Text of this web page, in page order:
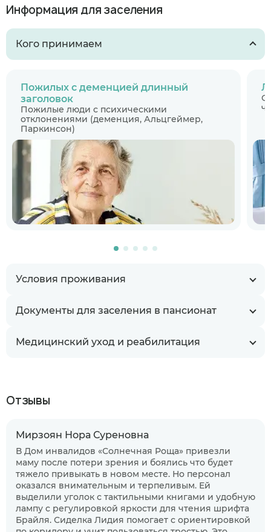
Информация для заселения
Кого принимаем
Условия проживания
Документы для заселения в пансионат
Медицинский уход и реабилитация
Пожилых с деменцией длинный
заголовок
Пожилые люди с психическими
отклонениями (деменция, Альцгеймер,
Паркинсон)
Отзывы
Мирзоян Нора Суреновна
В Дом инвалидов «Солнечная Роща» привезли
маму после потери зрения и боялись что будет
тяжело привыкать в новом месте. Но персонал
оказался внимательным и терпеливым. Ей
выделили уголок с тактильными книгами и удобную
лампу с регулировкой яркости для чтения шрифта
Брайля. Сиделка Лидия помогает с ориентировкой